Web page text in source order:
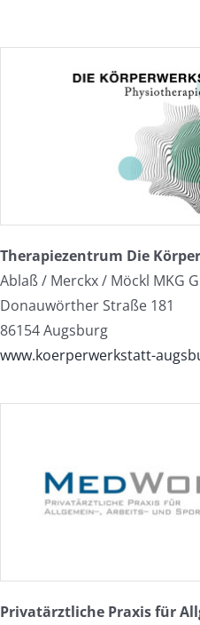
Therapiezentrum Die
Ablaß / Merckx / Möckl MKG
Donauwörther Straße 181
86154 Augsburg
www.koerperwerkstatt-
Privatärztliche Praxis für